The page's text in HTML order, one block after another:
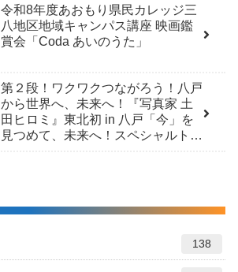
令和8年度あおもり県民カレッジ三
八地区地域キャンパス講座 映画鑑
賞会「Coda あいのうた」
第２段！ワクワクつながろう！八戸
から世界へ、未来へ！『写真家 土
田ヒロミ』東北初 in 八戸「今」を
見つめて、未来へ！スペシャルトー
138